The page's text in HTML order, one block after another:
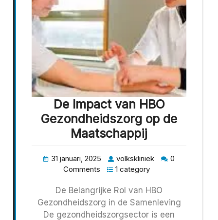
De Impact van HBO
Gezondheidszorg op de
Maatschappij
31 januari, 2025 volkskliniek
0
Comments
1 category
De Belangrijke Rol van HBO
Gezondheidszorg in de Samenleving
De gezondheidszorgsector is een